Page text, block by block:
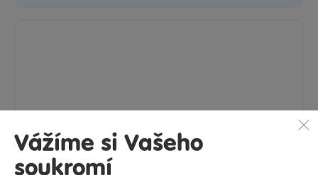
Vážíme si Vašeho
soukromí